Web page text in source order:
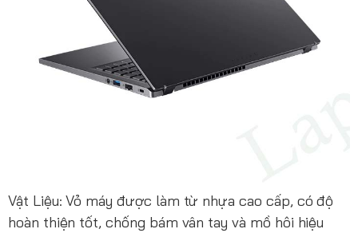
Vật Liệu: Vỏ máy được làm từ nhựa cao cấp, có độ
hoàn thiện tốt, chống bám vân tay và mồ hôi hiệu